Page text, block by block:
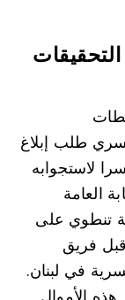
طلب إبلاغ
لاستجوابه
العامة
تنطوي على
فريق
في لبنان.